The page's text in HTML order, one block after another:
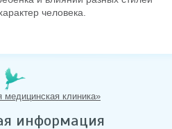
человека.
медицинская клиника»
информация